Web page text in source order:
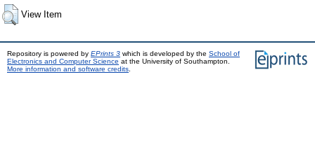
View Item
Repository is powered by EPrints 3 which is developed by the School of
Electronics and Computer Science at the University of Southampton.
More information and software credits